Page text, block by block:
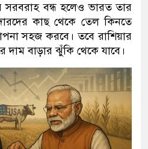
বন্ধ হলেও ভারত তার
কাছ থেকে তেল কিনতে
সহজ করবে। তবে রাশিয়ার
দাম বাড়ার ঝুঁকি থেকে যাবে।